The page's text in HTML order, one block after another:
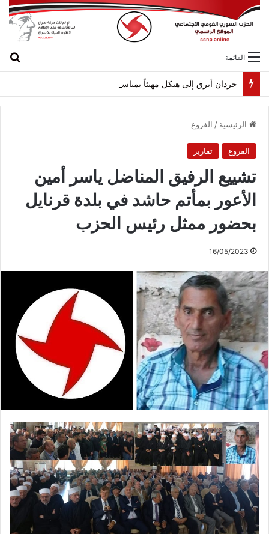
القائمة
حردان أبرق إلى هيكل مهنئاً بمناسبة عيد الجيش
الرئيسية / الفروع
الفروع تقارير
تشييع الرفيق المناضل ياسر أمين
الأعور بمأتم حاشد في بلدة قرنايل
بحضور ممثل رئيس الحزب
16/05/2023